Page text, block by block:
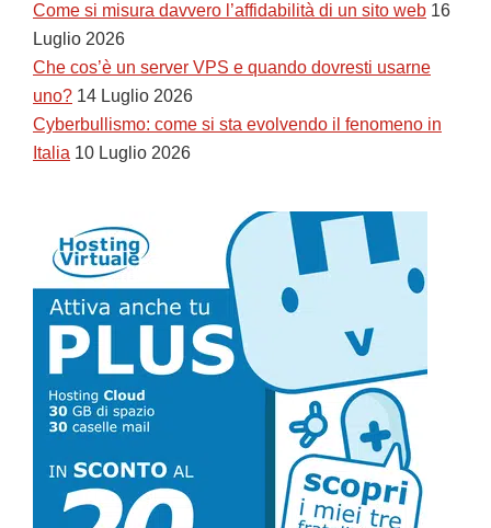
Come si misura davvero l’affidabilità di un sito web 16
Luglio 2026
Che cos’è un server VPS e quando dovresti usarne
uno? 14 Luglio 2026
Cyberbullismo: come si sta evolvendo il fenomeno in
Italia 10 Luglio 2026